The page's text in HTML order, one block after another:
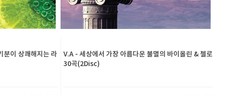
이 상쾌해지는 라
V.A - 세상에서 가장 아름다운 불멸의 바이올린 & 첼로
30곡(2Disc)